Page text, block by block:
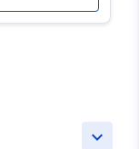
keyboard_arrow_down